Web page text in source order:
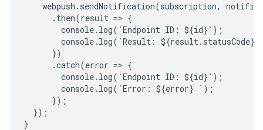
webpush . sendNotification(subscription,
. then(result => {
console. log( `Endpoint ID : ${id} ` );
console. log( `Result : ${result. statusCode}
})
.catch(error => {
console. log( `Endpoint ID : ${id} ` );
console. log( `Error : ${error} ` );
});
});
}